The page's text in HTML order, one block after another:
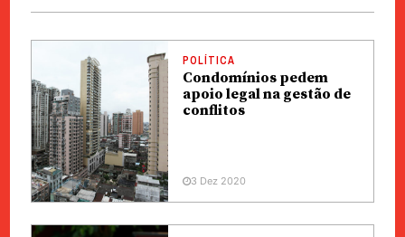
POLÍTICA
Condomínios pedem
apoio legal na gestão de
conflitos
3 Dez 2020